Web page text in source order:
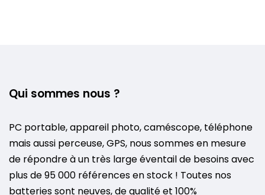
Qui sommes nous ?
PC portable, appareil photo, caméscope, téléphone
mais aussi perceuse, GPS, nous sommes en mesure
de répondre à un très large éventail de besoins avec
plus de 95 000 références en stock ! Toutes nos
batteries sont neuves, de qualité et 100%